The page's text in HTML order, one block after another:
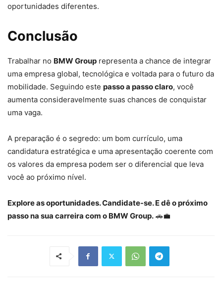
oportunidades diferentes.
Conclusão
Trabalhar no BMW Group representa a chance de integrar
uma empresa global, tecnológica e voltada para o futuro da
mobilidade. Seguindo este passo a passo claro, você
aumenta consideravelmente suas chances de conquistar
uma vaga.
A preparação é o segredo: um bom currículo, uma
candidatura estratégica e uma apresentação coerente com
os valores da empresa podem ser o diferencial que leva
você ao próximo nível.
Explore as oportunidades. Candidate-se. E dê o próximo
passo na sua carreira com o BMW Group. 🚗💼